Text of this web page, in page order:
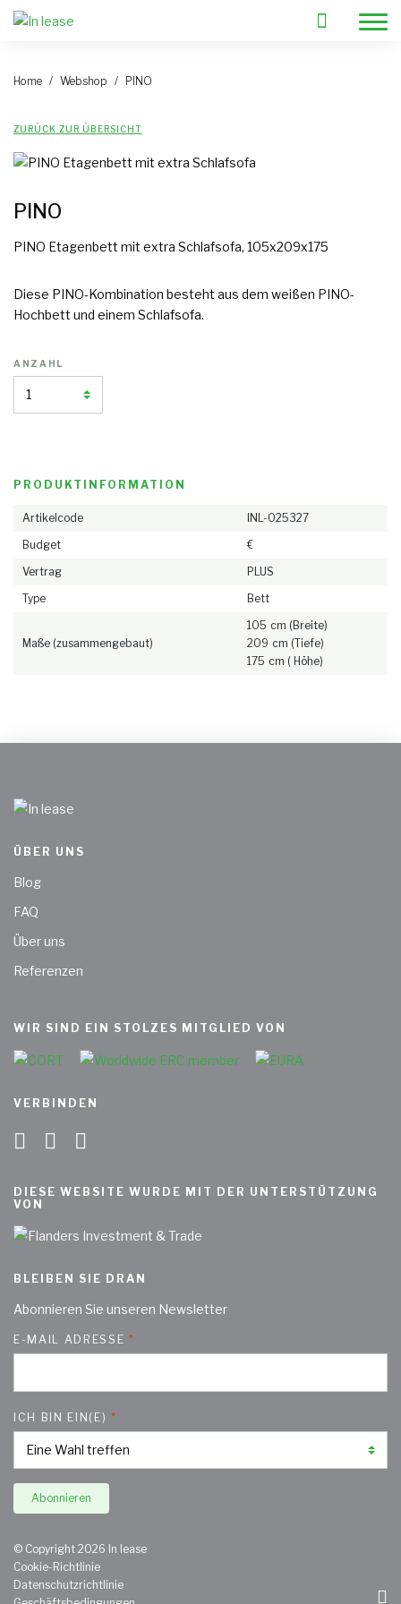
Mietpläne?
VIP-Vermietung
Blog
FAQ
Über uns
Home Webshop PINO
ZURÜCK ZUR ÜBERSICHT
PINO
PINO Etagenbett mit extra Schlafsofa, 105x209x175
Diese PINO-Kombination besteht aus dem weißen PINO-
Hochbett und einem Schlafsofa.
ANZAHL
PRODUKTINFORMATION
Artikelcode
INL-025327
Budget
€
Vertrag
PLUS
Type
Bett
Maße (zusammengebaut)
105 cm (Breite)
209 cm (Tiefe)
175 cm ( Höhe)
ÜBER UNS
Blog
FAQ
Über uns
Referenzen
WIR SIND EIN STOLZES MITGLIED VON
VERBINDEN
DIESE WEBSITE WURDE MIT DER UNTERSTÜTZUNG
VON
BLEIBEN SIE DRAN
Abonnieren Sie unseren Newsletter
E-MAIL ADRESSE
ICH BIN EIN(E)
Abonnieren
© Copyright 2026 In lease
Cookie-Richtlinie
Datenschutzrichtlinie